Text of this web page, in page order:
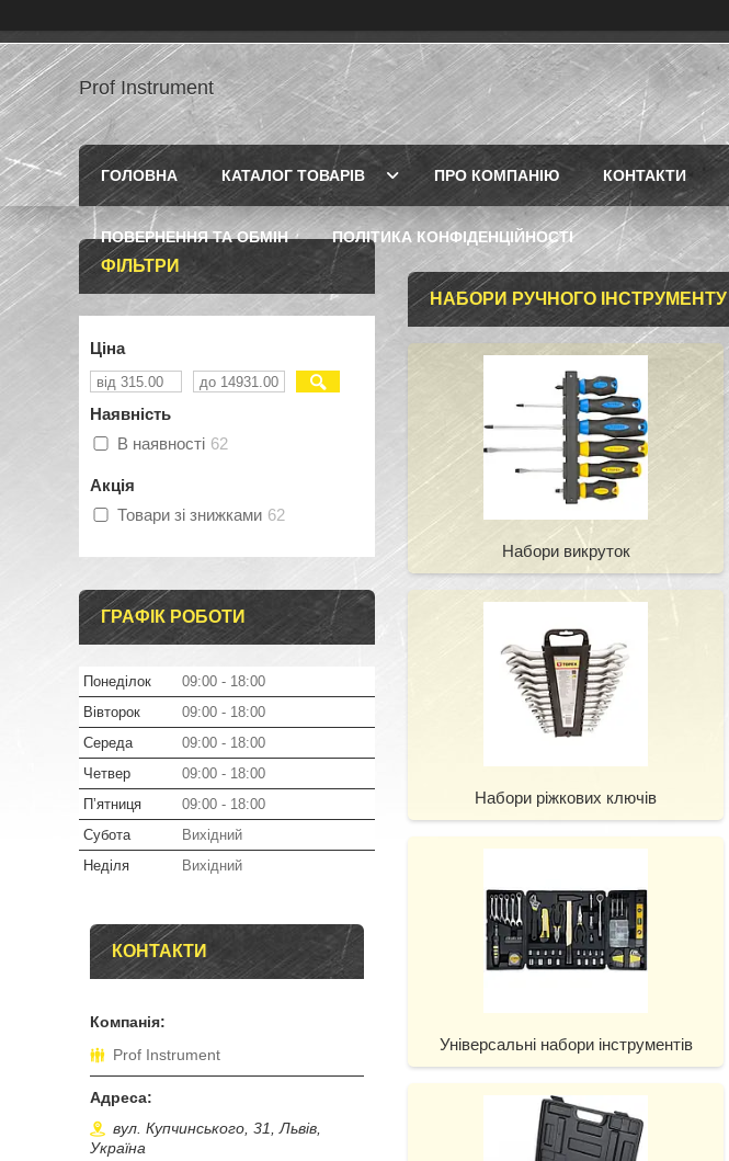
Prof Instrument
ГОЛОВНА КАТАЛОГ ТОВАРІВ ПРО КОМПАНІЮ КОНТАКТИ
ПОВЕРНЕННЯ ТА ОБМІН ПОЛІТИКА КОНФІДЕНЦІЙНОСТІ
НАБОРИ РУЧНОГО ІНСТРУМЕНТУ
Набори викруток
Набори ріжкових ключів
Універсальні набори інструментів
ФІЛЬТРИ
Ціна
Наявність
В наявності 62
Акція
Товари зі знижками 62
ГРАФІК РОБОТИ
Понеділок 09:00
18:00
Вівторок
09:00
18:00
Середа
09:00
18:00
Четвер
09:00
18:00
Пʼятниця
09:00
18:00
Субота
Вихідний
Неділя
Вихідний
КОНТАКТИ
Prof Instrument
вул. Купчинського, 31, Львів,
Україна